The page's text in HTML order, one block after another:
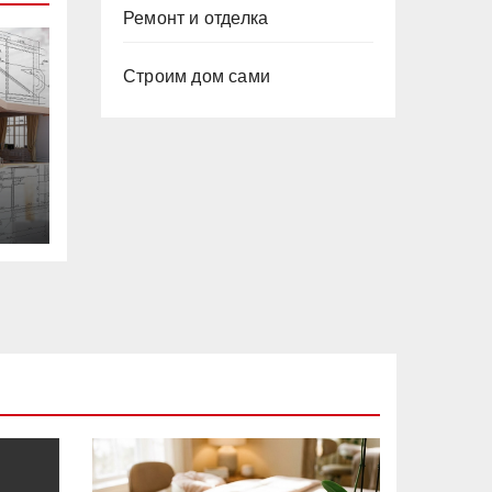
Ремонт и отделка
Строим дом сами